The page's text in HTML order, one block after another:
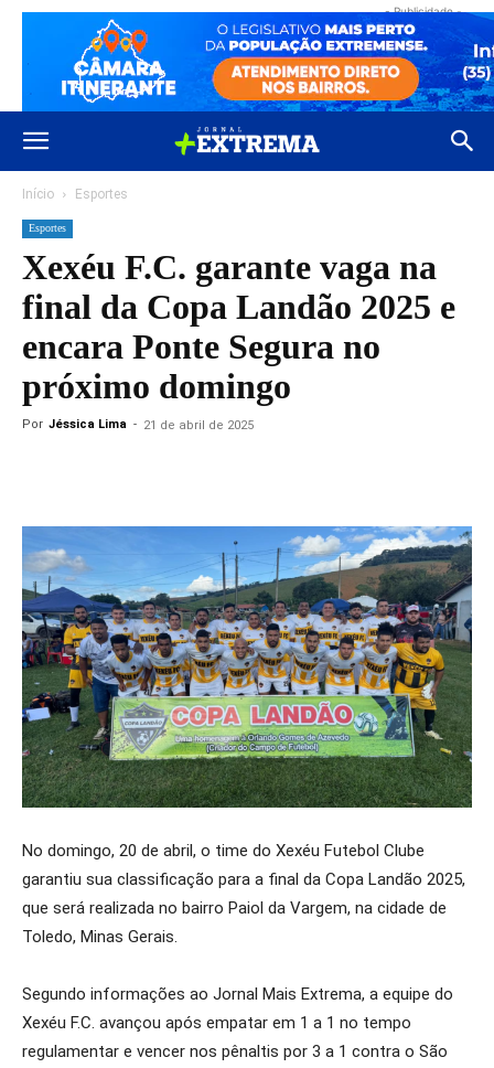
- Publicidade -
Início Esportes
Esportes
Xexéu F.C. garante vaga na
final da Copa Landão 2025 e
encara Ponte Segura no
próximo domingo
Por Jéssica Lima - 21 de abril de 2025
No domingo, 20 de abril, o time do Xexéu Futebol Clube
garantiu sua classificação para a final da Copa Landão 2025,
que será realizada no bairro Paiol da Vargem, na cidade de
Toledo, Minas Gerais.
Segundo informações ao Jornal Mais Extrema, a equipe do
Xexéu F.C. avançou após empatar em 1 a 1 no tempo
regulamentar e vencer nos pênaltis por 3 a 1 contra o São